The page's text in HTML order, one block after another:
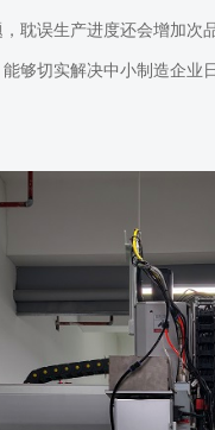
耽误生产进度还会增加次
够切实解决中小制造企